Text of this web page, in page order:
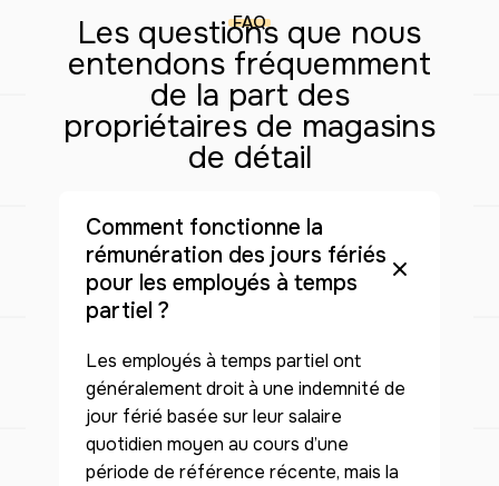
FAQ
Les questions que nous
entendons fréquemment
de la part des
propriétaires de magasins
de détail
Comment fonctionne la
rémunération des jours fériés
pour les employés à temps
partiel ?
Les employés à temps partiel ont
généralement droit à une indemnité de
jour férié basée sur leur salaire
quotidien moyen au cours d’une
période de référence récente, mais la